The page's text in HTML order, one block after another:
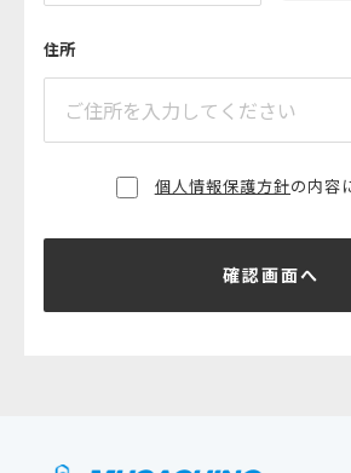
住所
個人情報保護方針の内容
確認画面へ